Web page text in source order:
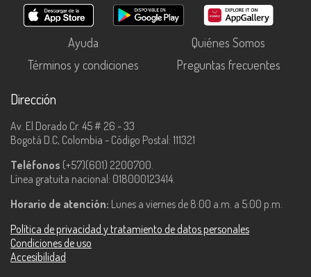
Ayuda
Quiénes Somos
Términos y condiciones
Preguntas frecuentes
Dirección
Av. El Dorado Cr. 45 # 26 - 33
Bogotá D.C, Colombia - Código Postal: 111321
Teléfonos (+57)(601) 2200700.
Línea gratuita nacional: 018000123414.
Horario de atención: Lunes a viernes de 8:00 a.m. a 5:00 p.m.
Política de privacidad y tratamiento de datos personales
Condiciones de uso
Accesibilidad